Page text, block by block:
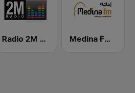
Radio 2M (راديو 2 م) Medina FM (إذاعة مدينة فم)